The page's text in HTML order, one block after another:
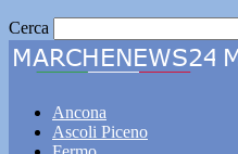
Cerca
Ancona
Ascoli Piceno